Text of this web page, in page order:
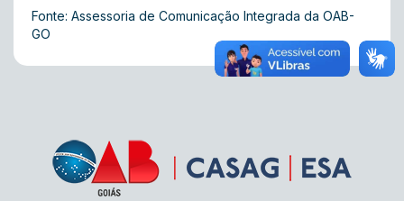
Fonte: Assessoria de Comunicação Integrada da OAB-
GO